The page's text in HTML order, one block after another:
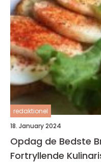
redaktionel
18. January 2024
Opdag de Bedste
Fortryllende